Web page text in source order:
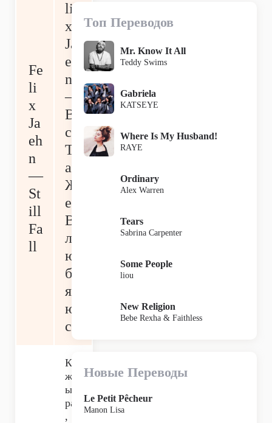
Fe
li
x
Ja
eh
n
—
St
ill
Fa
ll
li
x
Ja
eh
n
—
В
сё
Т
ак
Ж
е
В
л
ю
бл
я
ю
сь
Ка
жд
ый
раз
,
Топ Переводов
Mr. Know It All
Teddy Swims
Gabriela
KATSEYE
Where Is My Husband!
RAYE
Ordinary
Alex Warren
Tears
Sabrina Carpenter
Some People
liou
New Religion
Bebe Rexha & Faithless
Новые Переводы
Le Petit Pêcheur
Manon Lisa